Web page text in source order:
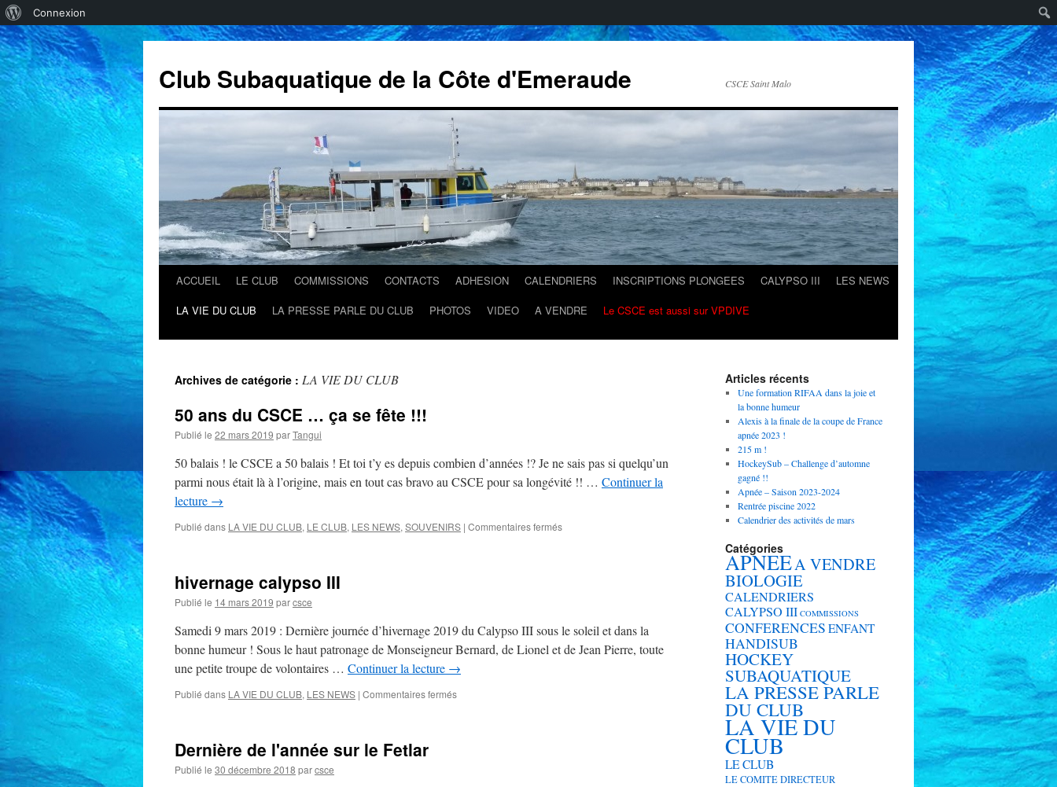
propos
de
WordPress
Connexion
Club Subaquatique de la Côte d'Emeraude CSCE Saint Malo
Aller
contenu
ACCUEIL LE CLUB COMMISSIONS CONTACTS ADHESION CALENDRIERS INSCRIPTIONS PLONGEES CALYPSO III
LES NEWS
LA VIE DU CLUB
LA PRESSE PARLE DU CLUB PHOTOS VIDEO A VENDRE Le CSCE est aussi sur VPDIVE
Archives de catégorie : LA VIE DU CLUB
50 ans du CSCE … ça se fête !!!
Publié le 22 mars 2019 parTangui
50 balais ! le CSCE a 50 balais ! Et toi t’y es depuis combien d’années !? Je ne sais pas si quelqu’un
parmi nous était là à l’origine, mais en tout cas bravo au CSCE pour sa longévité !! … Continuer la
lecture →
Publié dans LA VIE DU CLUB, LE CLUB, LES NEWS, SOUVENIRS | Commentaires ferméssur
se
fête
!!!
hivernage calypso III
Publié le 14 mars 2019 parcsce
Samedi 9 mars 2019 : Dernière journée d’hivernage 2019 du Calypso III sous le soleil et dans la
bonne humeur ! Sous le haut patronage de Monseigneur Bernard, de Lionel et de Jean Pierre, toute
une petite troupe de volontaires … Continuer la lecture →
Publié dans LA VIE DU CLUB, LES NEWS | Commentaires ferméssur
Dernière de l'année sur le Fetlar
Publié le 30 décembre 2018 parcsce
Articles récents
Une formation RIFAA dans la joie et
la bonne humeur
Alexis à la finale de la coupe de France
apnée 2023 !
215 m !
HockeySub – Challenge d’automne
gagné !!
Apnée – Saison 2023-2024
Rentrée piscine 2022
Calendrier des activités de mars
Catégories
APNEEA VENDRE
BIOLOGIE
CALENDRIERS
CALYPSO III COMMISSIONS
CONFERENCES ENFANT
HANDISUB
HOCKEY
SUBAQUATIQUE
LA PRESSE PARLE
DU CLUB
LA VIE DU
CLUB
LE CLUB
LE COMITE DIRECTEUR